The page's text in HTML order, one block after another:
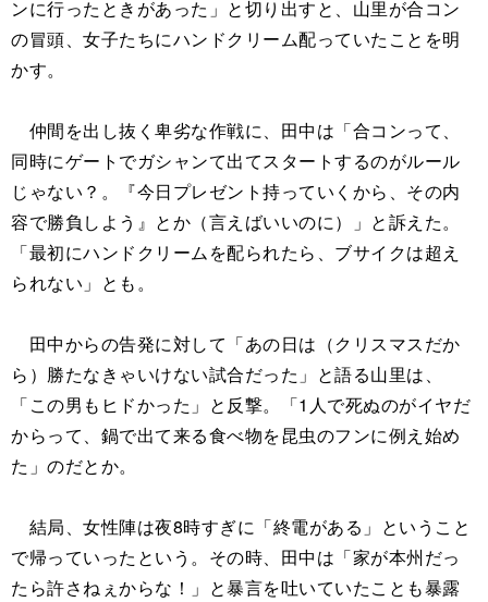
ンに行ったときがあった」と切り出すと、山里が合コン
の冒頭、女子たちにハンドクリーム配っていたことを明
かす。
仲間を出し抜く卑劣な作戦に、田中は「合コンって、
同時にゲートでガシャンて出てスタートするのがルール
じゃない？。『今日プレゼント持っていくから、その内
容で勝負しよう』とか（言えばいいのに）」と訴えた。
「最初にハンドクリームを配られたら、ブサイクは超え
られない」とも。
田中からの告発に対して「あの日は（クリスマスだか
ら）勝たなきゃいけない試合だった」と語る山里は、
「この男もヒドかった」と反撃。「1人で死ぬのがイヤだ
からって、鍋で出て来る食べ物を昆虫のフンに例え始め
た」のだとか。
結局、女性陣は夜8時すぎに「終電がある」ということ
で帰っていったという。その時、田中は「家が本州だっ
たら許さねぇからな！」と暴言を吐いていたことも暴露